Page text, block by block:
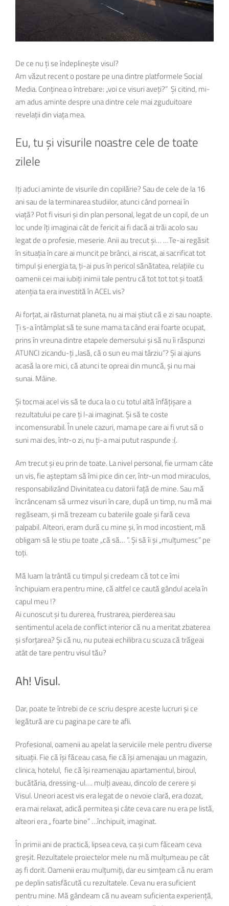
De ce nu ți se îndeplinește visul?
Am văzut recent o postare pe una dintre platformele Social
Media. Conținea o întrebare: „voi ce visuri aveți?” Și citind, mi-
am adus aminte despre una dintre cele mai zguduitoare
revelații din viața mea.
Eu, tu și visurile noastre cele de toate
zilele
Iți aduci aminte de visurile din copilărie? Sau de cele de la 16
ani sau de la terminarea studiilor, atunci când porneai în
viață? Pot fi visuri și din plan personal, legat de un copil, de un
loc unde îți imaginai cât de fericit ai fi dacă ai trăi acolo sau
legat de o profesie, meserie. Anii au trecut și… …Te-ai regăsit
în situația în care ai muncit pe brânci, ai riscat, ai sacrificat tot
timpul și energia ta, ți-ai pus în pericol sănătatea, relațiile cu
oamenii cei mai iubiți inimii tale pentru că tot tot tot și toată
atenția ta era investită în ACEL vis?
Ai forțat, ai răsturnat planeta, nu ai mai știut că e zi sau noapte.
Ți s-a întâmplat să te sune mama ta când erai foarte ocupat,
prins în vreuna dintre etapele demersului și să nu îi răspunzi
ATUNCI zicandu-ți „lasă, că o sun eu mai târziu”? Și ai ajuns
acasă la ore mici, că atunci te opreai din muncă, și nu mai
sunai. Mâine.
Și tocmai acel vis să te duca la o cu totul altă înfățișare a
rezultatului pe care ți l-ai imaginat. Și să te coste
incomensurabil. În unele cazuri, mama pe care ai fi vrut să o
suni mai des, într-o zi, nu ți-a mai putut raspunde :(.
Am trecut și eu prin de toate. La nivel personal, fie urmam câte
un vis, fie așteptam să îmi pice din cer, într-un mod miraculos,
responsabilizând Divinitatea cu datorii față de mine. Sau mă
încrâncenam să urmez visuri în care, după un timp, nu mă mai
regăseam, și mă trezeam cu bateriile goale și fară ceva
palpabil. Alteori, eram dură cu mine și, în mod incostient, mă
obligam să le stiu pe toate „că să… ”. Și să îi și „mulțumesc” pe
toți.
Mă luam la trântă cu timpul și credeam că tot ce îmi
închipuiam era pentru mine, că altfel ce caută gândul acela în
capul meu !?
Ai cunoscut și tu durerea, frustrarea, pierderea sau
sentimentul acela de conflict interior că nu a meritat zbaterea
și sforțarea? Și că nu, nu puteai echilibra cu scuza că trăgeai
atât de tare pentru visul tău?
Ah! Visul.
Dar, poate te întrebi de ce scriu despre aceste lucruri și ce
legătură are cu pagina pe care te afli.
Profesional, oamenii au apelat la serviciile mele pentru diverse
situații. Fie că își făceau casa, fie că își amenajau un magazin,
clinica, hotelul, fie că își reamenajau apartamentul, biroul,
bucătăria, dressing-ul…. mulți aveau, dincolo de cerere și
Visul. Uneori acest vis era legat de o nevoie clară, era dozat,
era mai relaxat, adică permitea și câte ceva care nu era pe listă,
alteori era „ foarte bine” …închipuit, imaginat.
În primii ani de practică, lipsea ceva, ca și cum făceam ceva
greșit. Rezultatele proiectelor mele nu mă mulțumeau pe cât
aș fi dorit. Oamenii erau mulțumiți, dar eu simțeam că nu eram
pe deplin satisfăcută cu rezultatele. Ceva nu era suficient
pentru mine. Mă gândeam că nu aveam suficienta experiență,